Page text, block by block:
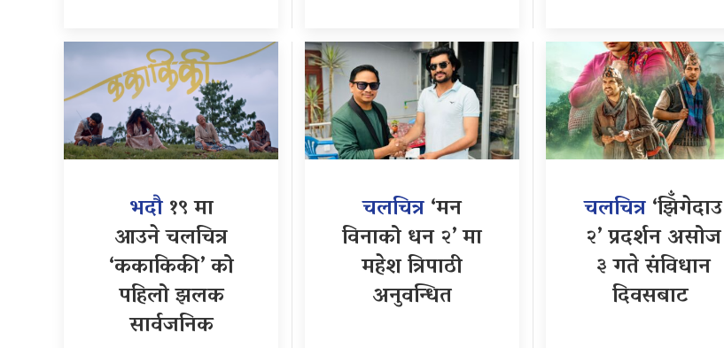
भदौ१९ मा
आउने चलचित्र
‘ककाकिकी’ को
पहिलो झलक
सार्वजनिक
चलचित्र‘मन
विनाको धन २’ मा
महेश त्रिपाठी
अनुवन्धित
चलचित्र‘झिँगेदाउ
२’ प्रदर्शन असोज
३ गते संविधान
दिवसबाट